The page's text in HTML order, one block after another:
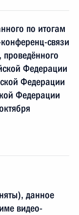
по итогам
связи
Федерации
Федерации
Федерации
данное
видео-